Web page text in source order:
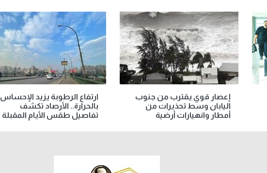
إعصار قوي يقترب من جنوب
اليابان وسط تحذيرات من
أمطار وانهيارات أرضية
ارتفاع الرطوبة يزيد الإحساس
بالحرارة.. الأرصاد تكشف
تفاصيل طقس الأيام المقبلة